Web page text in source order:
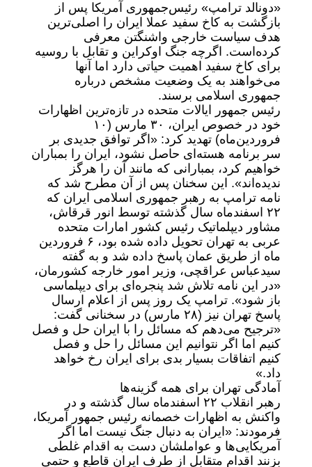
«دونالد ترامپ» رئیس‌جمهوری آمریکا پس از
بازگشت به کاخ سفید عملا ایران را اصلی‌ترین
هدف سیاست خارجی واشنگتن معرفی
کرده‌است. اگرچه جنگ اوکراین و تقابل با روسیه
برای کاخ سفید اهمیت حیاتی دارد اما آنها
می‌خواهند به یک وضعیت مشخص درباره
جمهوری اسلامی برسند.
رئیس جمهور ایالات متحده در تازه‌ترین اظهارات
خود در خصوص ایران، ۳۰ مارس (۱۰
فروردین‌ماه) تهدید کرد: «اگر توافق جدیدی بر
سر برنامه هسته‌ای حاصل نشود، ایران را بمباران
خواهیم کرد، بمبارانی که مانند آن را هرگز
ندیده‌اند». این سخنان پس از آن مطرح شد که
نامه ترامپ به رهبر جمهوری اسلامی ایران که
۲۲ اسفندماه سال گذشته توسط انور قرقاش،
مشاور دیپلماتیک رئیس کشور امارات متحده
عربی به تهران تحویل داده شده بود، ۶ فروردین
ماه از طریق عمان پاسخ داده شد و به گفته
سیدعباس عراقچی، وزیر امور خارجه کشورمان،
«در این نامه تلاش شد پنجره‌ای برای دیپلماسی
باز شود». ترامپ یک روز پس از اعلام ارسال
پاسخ تهران نیز (۲۸ مارس) در سخنانی گفت:
«ترجیح می‌دهم که مسائل را با ایران حل و فصل
کنیم اما اگر نتوانیم این مسائل را حل و فصل
کنیم اتفاقات بسیار بدی برای ایران رخ خواهد
داد.»
آمادگی تهران برای همه گزینه‌ها
رهبر انقلاب ۲۲ اسفندماه سال گذشته و در
واکنش به اظهارات خصمانه رئیس جمهور آمریکا،
فرمودند: «ایران به دنبال جنگ نیست اما اگر
آمریکایی‌ها و عواملشان دست به اقدام غلطی
بزنند اقدام متقابل از طرف ایران قاطع و حتمی